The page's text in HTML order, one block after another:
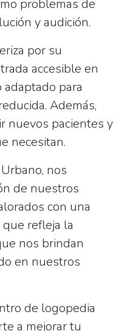
problemas de
y audición.
por su
accesible en
adaptado para
Además,
nuevos pacientes y
necesitan.
, nos
de nuestros
con una
refleja la
nos brindan
en nuestros
de logopedia
a mejorar tu